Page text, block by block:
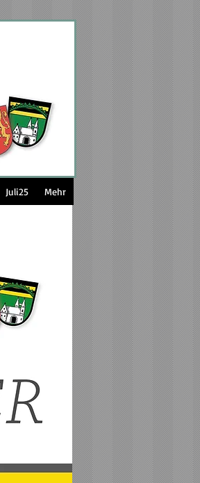
Juli25 Mehr